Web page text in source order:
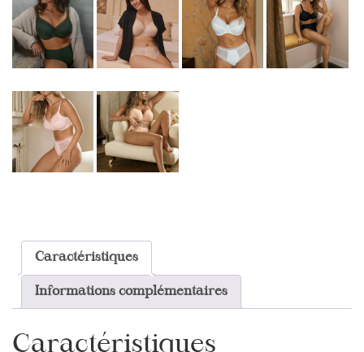
Caractéristiques
Informations complémentaires
Caractéristiques